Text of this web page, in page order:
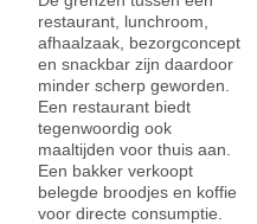
restaurant, lunchroom,
afhaalzaak, bezorgconcept
en snackbar zijn daardoor
minder scherp geworden.
Een restaurant biedt
tegenwoordig ook
maaltijden voor thuis aan.
Een bakker verkoopt
belegde broodjes en koffie
voor directe consumptie.